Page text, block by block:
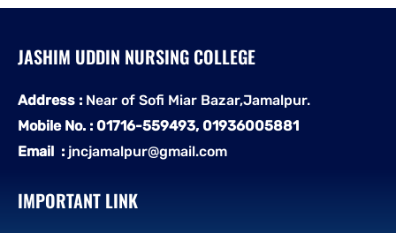
JASHIM UDDIN NURSING COLLEGE
Address : Near of Sofi Miar Bazar,Jamalpur.
Mobile No. : 01716-559493, 01936005881
Email : jncjamalpur@gmail.com
IMPORTANT LINK